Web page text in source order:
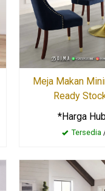
Meja Makan
Ready
*Harga
Tersedia/